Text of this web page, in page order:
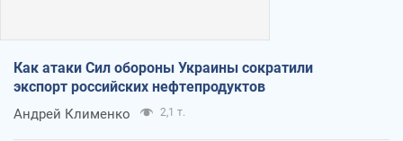
Как атаки Сил обороны Украины сократили
экспорт российских нефтепродуктов
Андрей Клименко 2,1 т.